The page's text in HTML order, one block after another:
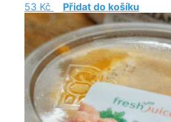
53 Kč Přidat do košíku